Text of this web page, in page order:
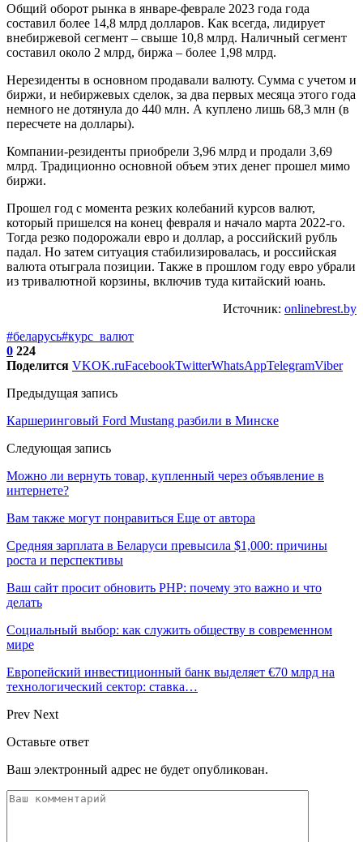
Общий оборот рынка в январе-феврале 2023 года года
составил более 14,8 млрд долларов. Как всегда, лидирует
внебиржевой сегмент – свыше 10,8 млрд. Наличный сегмент
составил около 2 млрд, биржа – более 1,98 млрд.
Нерезиденты в основном продавали валюту. Сумма с учетом и
биржи, и небиржевых сделок, за два первых месяца этого года
немного не дотянула до 440 млн. А куплено лишь 68,3 млн (в
пересчете на доллары).
Компании-резиденты приобрели 3,96 млрд и продали 3,69
млрд. Традиционно основной объем этих денег прошел мимо
биржи.
Прошел год с момента резких колебаний курсов валют,
который пришелся на конец февраля и начало марта 2022-го.
Тогда резко подорожали евро и доллар, а российский рубль
падал. Но затем ситуация стабилизировалась, и российская
валюта отыграла позиции. Также в прошлом году евро убрали
из тривалютной корзины, включив туда китайский юань.
Источник: onlinebrest.by
#беларусь#курс_валют
0 224
Поделится VKOK.ruFacebookTwitterWhatsAppTelegramViber
Предыдущая запись
Каршеринговый Ford Mustang разбили в Минске
Следующая запись
Можно ли вернуть товар, купленный через объявление в
интернете?
Вам также могут понравиться Еще от автора
Средняя зарплата в Беларуси превысила $1,000: причины
роста и перспективы
Ваш сайт просит обновить PHP: почему это важно и что
делать
Социальный выбор: как служить обществу в современном
мире
Европейский инвестиционный банк выделяет €70 млрд на
технологический сектор: ставка…
Prev Next
Оставьте ответ
Ваш электронный адрес не будет опубликован.